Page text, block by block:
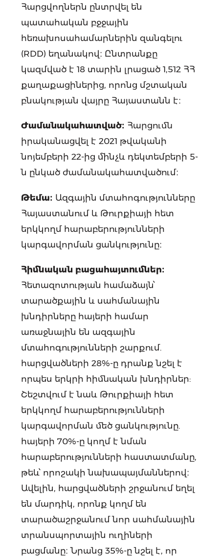
Հարցվողներն ընտրվել են
պատահական բջջային
հեռախոսահամարներին զանգելու
(RDD) եղանակով։ Ընտրանքը
կազմված է 18 տարին լրացած 1,512 ՀՀ
քաղաքացիներից, որոնց մշտական
բնակության վայրը Հայաստանն է։
Ժամանակահատված։ Հարցումն
իրականացվել է 2021 թվականի
նոյեմբերի 22-ից մինչև դեկտեմբերի 5-
ն ընկած ժամանակահատվածում։
Թեմա։ Ազգային մտահոգությունները
Հայաստանում և Թուրքիայի հետ
երկկողմ հարաբերությունների
կարգավորման ցանկությունը։
Հիմնական բացահայտումներ։
Հետազոտության համաձայն՝
տարածքային և սահմանային
խնդիրները հայերի համար
առաջնային են ազգային
մտահոգությունների շարքում.
հարցվածների 28%-ը դրանք նշել է
որպես երկրի հիմնական խնդիրներ:
Շեշտվում է նաև Թուրքիայի հետ
երկկողմ հարաբերությունների
կարգավորման մեծ ցանկությունը.
հայերի 70%-ը կողմ է նման
հարաբերությունների հաստատմանը,
թեև՝ որոշակի նախապայմաններով։
Ավելին, հարցվածների շրջանում եղել
են մարդիկ, որոնք կողմ են
տարածաշրջանում նոր սահմանային
տրանսպորտային ուղիների
բացմանը։ Նրանց 35%-ը նշել է, որ